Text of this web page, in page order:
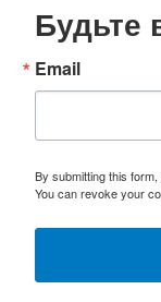
Будьте
Email
By submitting this
You can revoke your